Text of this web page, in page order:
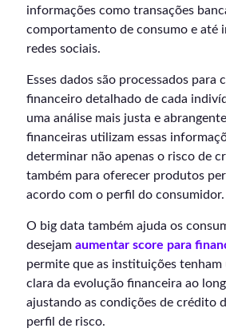
informações como transações
comportamento de consumo e até
redes sociais.
Esses dados são processados para
financeiro detalhado de cada
uma análise mais justa e
financeiras utilizam essas
determinar não apenas o risco de
também para oferecer produtos
acordo com o perfil do consumidor.
O big data também ajuda os
desejam aumentar score para
permite que as instituições tenham
clara da evolução financeira ao
ajustando as condições de crédito
perfil de risco.